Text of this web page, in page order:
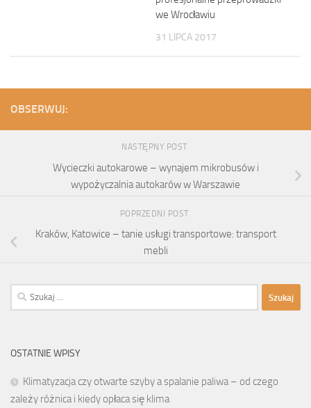
we Wrocławiu
31 LIPCA 2017
OBSERWUJ:
NASTĘPNY POST
Wycieczki autokarowe – wynajem mikrobusów i
wypożyczalnia autokarów w Warszawie
POPRZEDNI POST
Kraków, Katowice – tanie usługi transportowe: transport
mebli
Szukaj:
OSTATNIE WPISY
Klimatyzacja czy otwarte szyby a spalanie paliwa – od czego
zależy różnica i kiedy opłaca się klima